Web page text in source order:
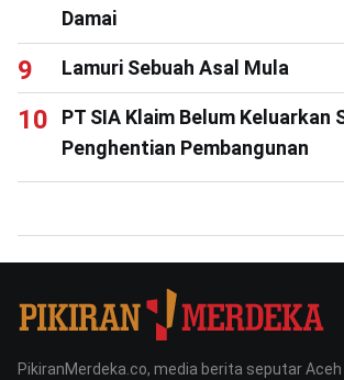
Damai
Lamuri Sebuah Asal Mula
PT SIA Klaim Belum Keluarkan
Penghentian Pembangunan
PikiranMerdeka.co, media berita seputar